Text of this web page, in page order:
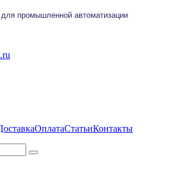
для промышленной автоматизации
ОплатаСтатьиКонтакты